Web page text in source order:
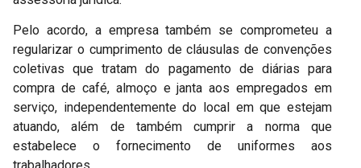
Pelo acordo, a empresa também se comprometeu a
regularizar o cumprimento de cláusulas de convenções
coletivas que tratam do pagamento de diárias para
compra de café, almoço e janta aos empregados em
serviço, independentemente do local em que estejam
atuando, além de também cumprir a norma que
estabelece o fornecimento de uniformes aos